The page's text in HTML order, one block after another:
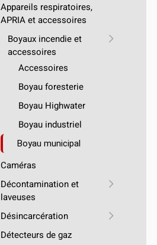
Appareils respiratoires,
APRIA et accessoires
Boyaux incendie et
accessoires
Accessoires
Boyau foresterie
Boyau Highwater
Boyau industriel
Boyau municipal
Caméras
Décontamination et
laveuses
Désincarcération
Détecteurs de gaz